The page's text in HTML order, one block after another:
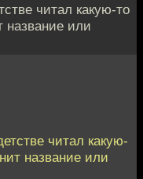
читал какую-то
название или
читал какую-
название или